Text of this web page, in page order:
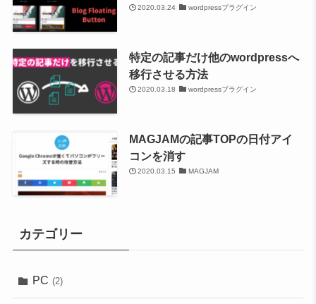
2020.03.24 wordpressプラグイン
特定の記事だけ他のwordpressへ
移行させる方法
2020.03.18 wordpressプラグイン
MAGJAMの記事TOPの日付アイ
コンを消す
2020.03.15 MAGJAM
カテゴリー
PC (2)